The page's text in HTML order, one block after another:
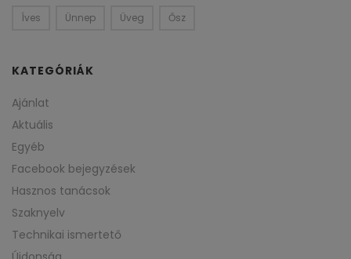
Íves Ünnep Üveg Ősz
KATEGÓRIÁK
Ajánlat
Aktuális
Egyéb
Facebook bejegyzések
Hasznos tanácsok
Szaknyelv
Technikai ismertető